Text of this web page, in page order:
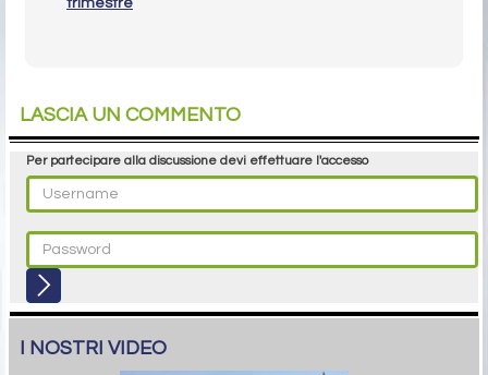
trimestre
LASCIA UN COMMENTO
Per partecipare alla discussione devi effettuare l'accesso
I NOSTRI VIDEO